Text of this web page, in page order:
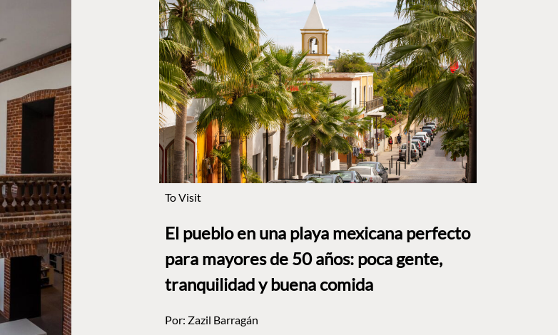
To Visit
El pueblo en una playa mexicana perfecto
para mayores de 50 años: poca gente,
tranquilidad y buena comida
Por: Zazil Barragán